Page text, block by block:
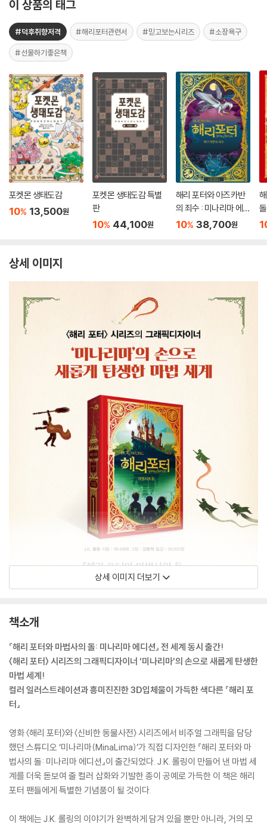
이 상품의 태그
#덕후취향저격 #해리포터관련서 #믿고보는시리즈 #소장욕구
#선물하기좋은책
포켓몬 생태도감
10% 13,500원
포켓몬 생태도감 특별
판
10% 44,100원
해리 포터와 아즈카반
의 죄수 : 미나리마 에디
션
10% 38,700원
상세 이미지
상세 이미지 더보기
책소개
『해리 포터와 마법사의 돌: 미나리마 에디션』 전 세계 동시 출간!
〈해리 포터〉 시리즈의 그래픽디자이너 ‘미나리마’의 손으로 새롭게 탄생한
마법 세계!
컬러 일러스트레이션과 흥미진진한 3D입체물이 가득한 색다른 『해리 포
터』
영화 〈해리 포터〉와 〈신비한 동물사전〉 시리즈에서 비주얼 그래픽을 담당
했던 스튜디오 ‘미나리마(MinaLima)’가 직접 디자인한 『해리 포터와 마
법사의 돌: 미나리마 에디션』이 출간되었다. J.K. 롤링이 만들어 낸 마법 세
계를 더욱 돋보여 줄 컬러 삽화와 기발한 종이 공예로 가득한 이 책은 해리
포터 팬들에게 특별한 기념품이 될 것이다.
이 책에는 J.K. 롤링의 이야기가 완벽하게 담겨 있을 뿐만 아니라, 거의 모